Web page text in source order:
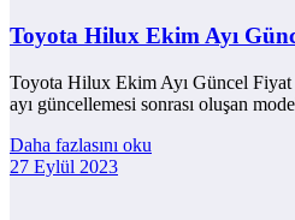
Toyota Hilux Ekim Ayı
Toyota Hilux Ekim Ayı Güncel
ayı güncellemesi sonrası oluşan
Daha fazlasını oku
27 Eylül 2023